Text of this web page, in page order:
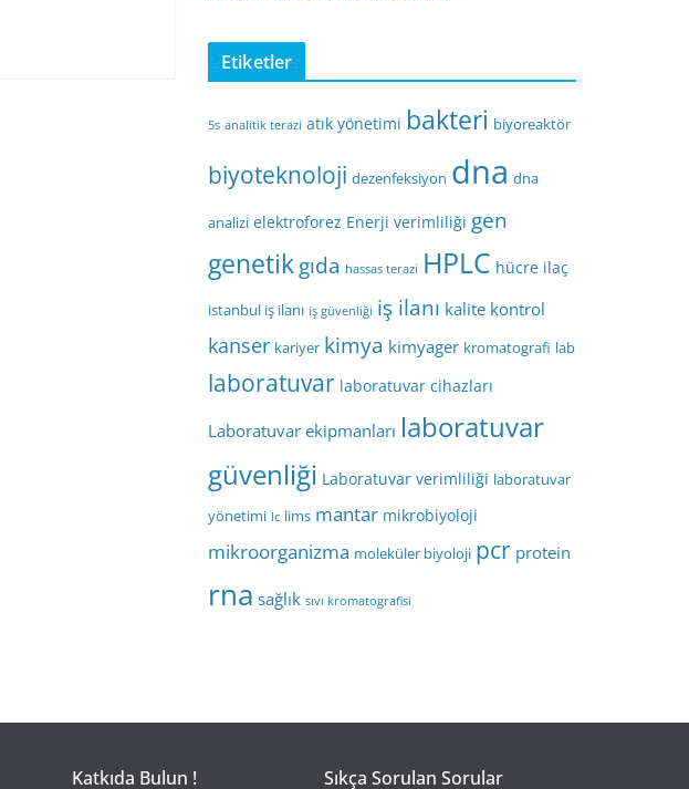
Etiketler
5s analitik terazi atık yönetimi bakteri biyoreaktör
biyoteknoloji dezenfeksiyon dna dna
analizi elektroforez Enerji verimliliği gen
genetikgıda hassas terazi HPLC hücre ilaç
istanbul iş ilanı iş güvenliği iş ilanı kalite kontrol
kanser kariyer kimya kimyager kromatografi lab
laboratuvar laboratuvar cihazları
Laboratuvar ekipmanları laboratuvar
güvenliği Laboratuvar verimliliği laboratuvar
yönetimi lc lims mantar mikrobiyoloji
mikroorganizma moleküler biyoloji pcr protein
rna sağlık sıvı kromatografisi
Katkıda Bulun ! Sıkça Sorulan Sorular